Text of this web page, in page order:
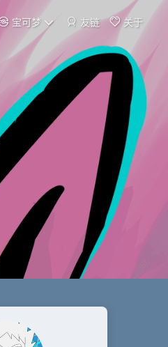
宝可梦 友链 关于